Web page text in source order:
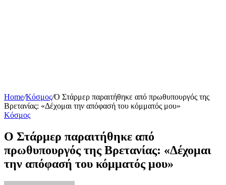
Home/Κόσμος/Ο Στάρμερ παραιτήθηκε από πρωθυπουργός της
Βρετανίας: «Δέχομαι την απόφασή του κόμματός μου»
Κόσμος
Ο Στάρμερ παραιτήθηκε από
πρωθυπουργός της Βρετανίας: «Δέχομαι
την απόφασή του κόμματός μου»